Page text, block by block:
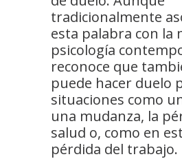
tradicionalmente
esta palabra con la
psicología
reconoce que
puede hacer duelo
situaciones como
una mudanza, la
salud o, como en
pérdida del trabajo.